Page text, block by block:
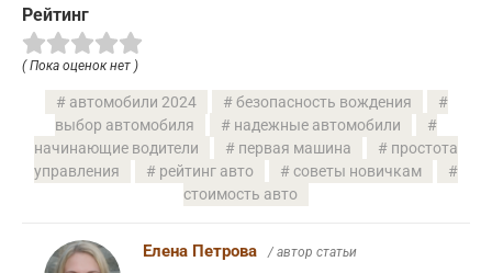
Рейтинг
( Пока оценок нет )
автомобили 2024
безопасность вождения
выбор автомобиля
надежные автомобили
начинающие водители
первая машина
простота
управления
рейтинг авто
советы новичкам
стоимость авто
Елена Петрова / автор статьи